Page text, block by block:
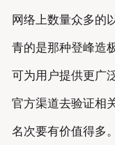
网络上数量众多的
青的是那种登峰造
可为用户提供更广
官方渠道去验证相
名次要有价值得多。